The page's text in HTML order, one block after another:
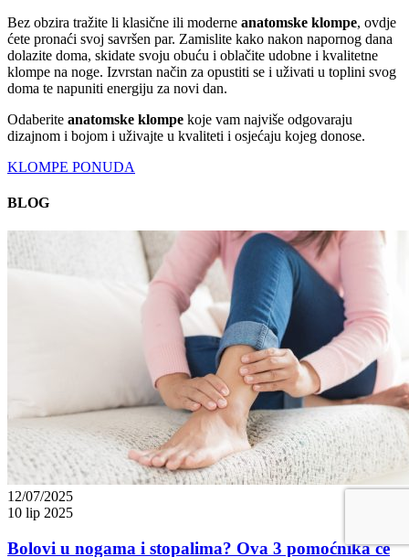
Bez obzira tražite li klasične ili moderne anatomske klompe, ovdje
ćete pronaći svoj savršen par. Zamislite kako nakon napornog dana
dolazite doma, skidate svoju obuću i oblačite udobne i kvalitetne
klompe na noge. Izvrstan način za opustiti se i uživati u toplini svog
doma te napuniti energiju za novi dan.
Odaberite anatomske klompe koje vam najviše odgovaraju
dizajnom i bojom i uživajte u kvaliteti i osjećaju kojeg donose.
KLOMPE PONUDA
BLOG
12/07/2025
10 lip 2025
Bolovi u nogama i stopalima? Ova 3 pomoćnika će